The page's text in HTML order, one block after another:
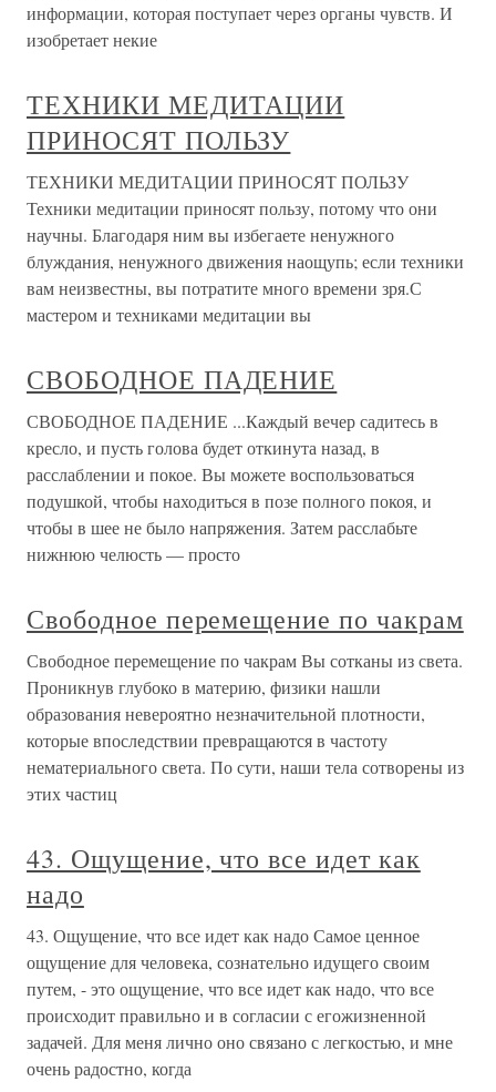
информации, которая поступает через органы чувств. И
изобретает некие
ТЕХНИКИ МЕДИТАЦИИ
ПРИНОСЯТ ПОЛЬЗУ
ТЕХНИКИ МЕДИТАЦИИ ПРИНОСЯТ ПОЛЬЗУ
Техники медитации приносят пользу, потому что они
научны. Благодаря ним вы избегаете ненужного
блуждания, ненужного движения наощупь; если техники
вам неизвестны, вы потратите много времени зря.С
мастером и техниками медитации вы
СВОБОДНОЕ ПАДЕНИЕ
СВОБОДНОЕ ПАДЕНИЕ ...Каждый вечер садитесь в
кресло, и пусть голова будет откинута назад, в
расслаблении и покое. Вы можете воспользоваться
подушкой, чтобы находиться в позе полного покоя, и
чтобы в шее не было напряжения. Затем расслабьте
нижнюю челюсть — просто
Свободное перемещение по чакрам
Свободное перемещение по чакрам Вы сотканы из света.
Проникнув глубоко в материю, физики нашли
образования невероятно незначительной плотности,
которые впоследствии превращаются в частоту
нематериального света. По сути, наши тела сотворены из
этих частиц
43. Ощущение, что все идет как
надо
43. Ощущение, что все идет как надо Самое ценное
ощущение для человека, сознательно идущего своим
путем, - это ощущение, что все идет как надо, что все
происходит правильно и в согласии с егожизненной
задачей. Для меня лично оно связано с легкостью, и мне
очень радостно, когда